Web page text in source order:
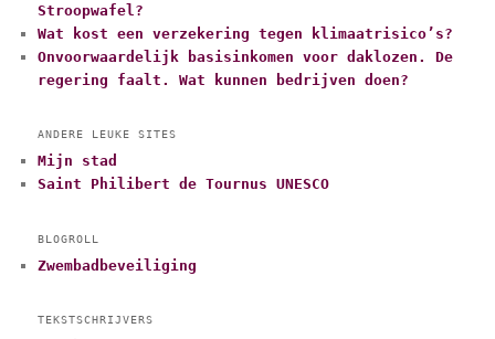
Stroopwafel?
Wat kost een verzekering tegen klimaatrisico’s?
Onvoorwaardelijk basisinkomen voor daklozen. De
regering faalt. Wat kunnen bedrijven doen?
ANDERE LEUKE SITES
Mijn stad
Saint Philibert de Tournus UNESCO
BLOGROLL
Zwembadbeveiliging
TEKSTSCHRIJVERS